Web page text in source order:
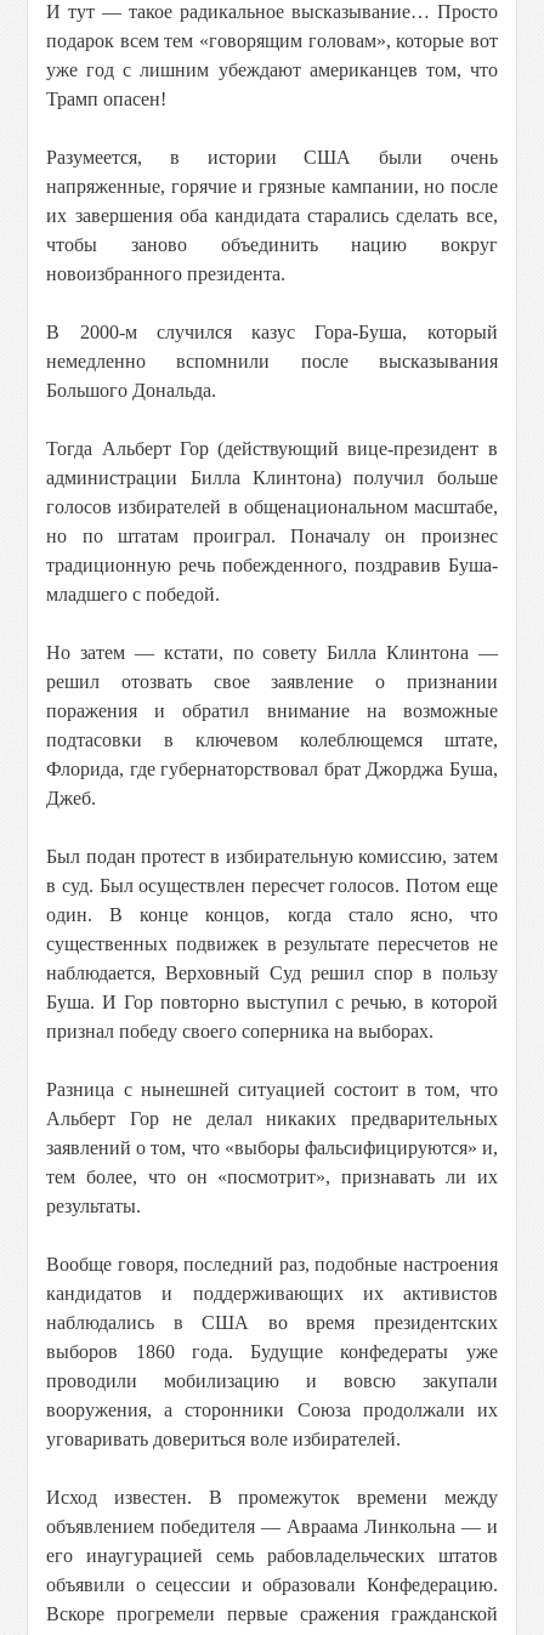
И тут — такое радикальное высказывание… Просто
подарок всем тем «говорящим головам», которые вот
уже год с лишним убеждают американцев том, что
Трамп опасен!
Разумеется, в истории США были очень
напряженные, горячие и грязные кампании, но после
их завершения оба кандидата старались сделать все,
чтобы заново объединить нацию вокруг
новоизбранного президента.
В 2000-м случился казус Гора-Буша, который
немедленно вспомнили после высказывания
Большого Дональда.
Тогда Альберт Гор (действующий вице-президент в
администрации Билла Клинтона) получил больше
голосов избирателей в общенациональном масштабе,
но по штатам проиграл. Поначалу он произнес
традиционную речь побежденного, поздравив Буша-
младшего с победой.
Но затем — кстати, по совету Билла Клинтона —
решил отозвать свое заявление о признании
поражения и обратил внимание на возможные
подтасовки в ключевом колеблющемся штате,
Флорида, где губернаторствовал брат Джорджа Буша,
Джеб.
Был подан протест в избирательную комиссию, затем
в суд. Был осуществлен пересчет голосов. Потом еще
один. В конце концов, когда стало ясно, что
существенных подвижек в результате пересчетов не
наблюдается, Верховный Суд решил спор в пользу
Буша. И Гор повторно выступил с речью, в которой
признал победу своего соперника на выборах.
Разница с нынешней ситуацией состоит в том, что
Альберт Гор не делал никаких предварительных
заявлений о том, что «выборы фальсифицируются» и,
тем более, что он «посмотрит», признавать ли их
результаты.
Вообще говоря, последний раз, подобные настроения
кандидатов и поддерживающих их активистов
наблюдались в США во время президентских
выборов 1860 года. Будущие конфедераты уже
проводили мобилизацию и вовсю закупали
вооружения, а сторонники Союза продолжали их
уговаривать довериться воле избирателей.
Исход известен. В промежуток времени между
объявлением победителя — Авраама Линкольна — и
его инаугурацией семь рабовладельческих штатов
объявили о сецессии и образовали Конфедерацию.
Вскоре прогремели первые сражения гражданской